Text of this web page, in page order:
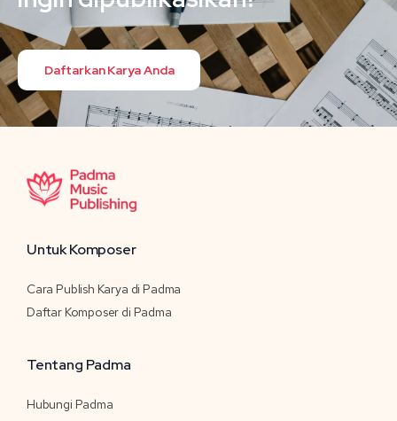
Daftarkan Karya Anda
Untuk Komposer
Cara Publish Karya di Padma
Daftar Komposer di Padma
Tentang Padma
Hubungi Padma